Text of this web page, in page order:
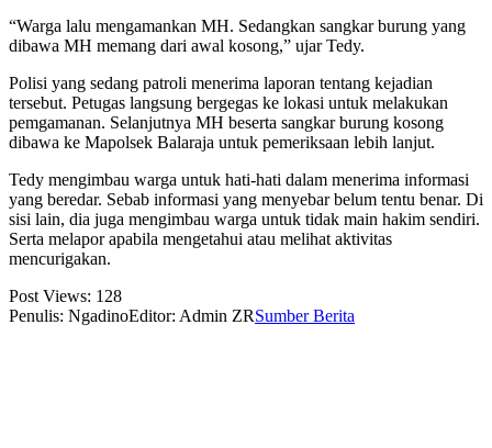
“Warga lalu mengamankan MH. Sedangkan sangkar burung yang
dibawa MH memang dari awal kosong,” ujar Tedy.
Polisi yang sedang patroli menerima laporan tentang kejadian
tersebut. Petugas langsung bergegas ke lokasi untuk melakukan
pemgamanan. Selanjutnya MH beserta sangkar burung kosong
dibawa ke Mapolsek Balaraja untuk pemeriksaan lebih lanjut.
Tedy mengimbau warga untuk hati-hati dalam menerima informasi
yang beredar. Sebab informasi yang menyebar belum tentu benar. Di
sisi lain, dia juga mengimbau warga untuk tidak main hakim sendiri.
Serta melapor apabila mengetahui atau melihat aktivitas
mencurigakan.
Post Views: 128
Penulis: NgadinoEditor: Admin ZRSumber Berita